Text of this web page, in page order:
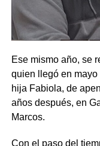
Ese mismo año, se
quien llegó en
hija Fabiola, de
años después, en
Marcos.
Con el paso del